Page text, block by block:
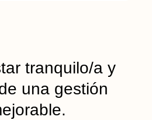
tranquilo/a y
una gestión